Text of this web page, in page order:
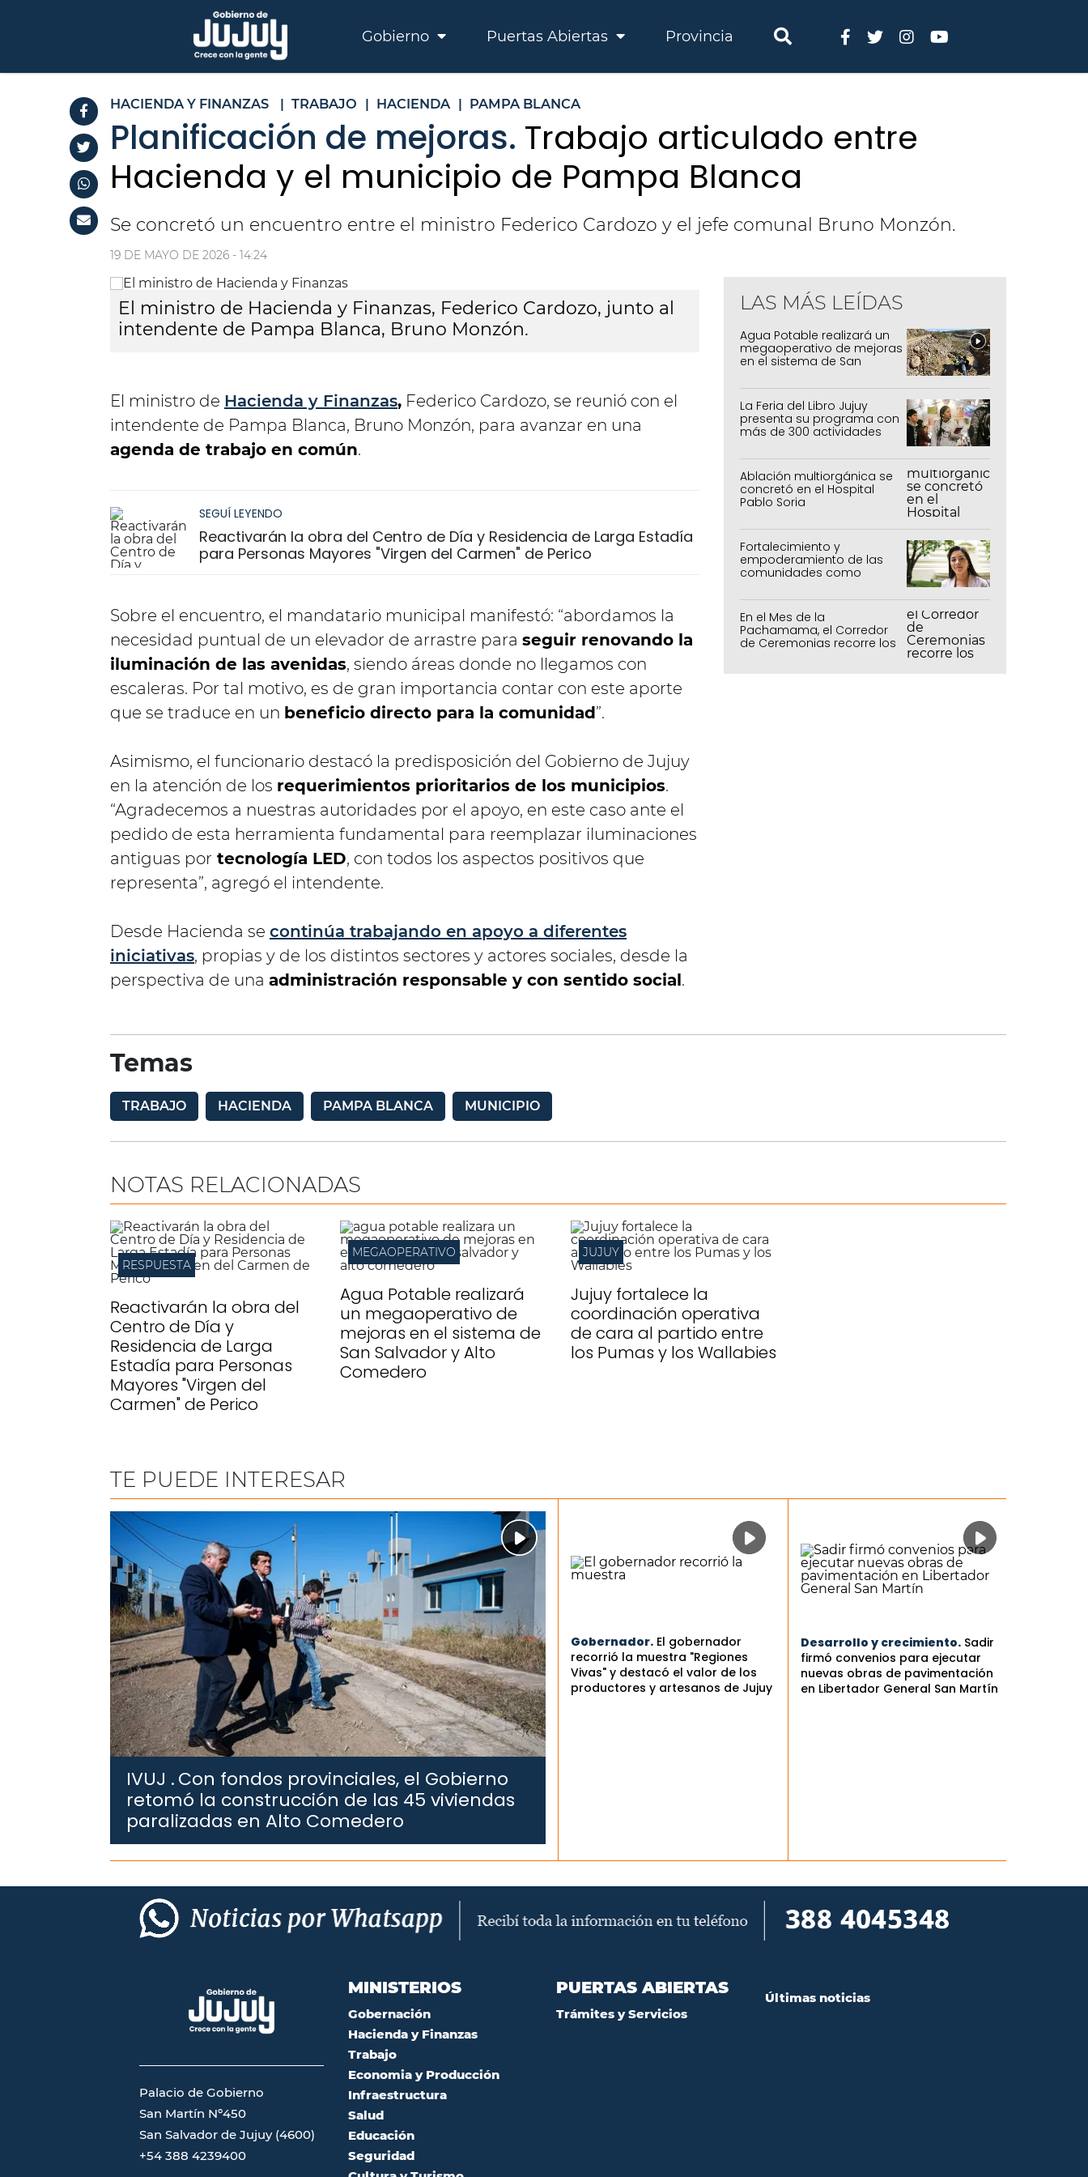
Gobierno Puertas Abiertas Provincia
HACIENDA Y FINANZAS | TRABAJO | HACIENDA | PAMPA BLANCA
Planificación de mejoras. Trabajo articulado entre
Hacienda y el municipio de Pampa Blanca
Se concretó un encuentro entre el ministro Federico Cardozo y el jefe comunal Bruno Monzón.
19 DE MAYO DE 2026 - 14:24
El ministro de Hacienda y Finanzas, Federico Cardozo, junto al
intendente de Pampa Blanca, Bruno Monzón.
El ministro de Hacienda y Finanzas, Federico Cardozo, se reunió con el
intendente de Pampa Blanca, Bruno Monzón, para avanzar en una
agenda de trabajo en común.
SEGUÍ LEYENDO
Reactivarán la obra del Centro de Día y Residencia de Larga Estadía
para Personas Mayores "Virgen del Carmen" de Perico
Sobre el encuentro, el mandatario municipal manifestó: “abordamos la
necesidad puntual de un elevador de arrastre para seguir renovando la
iluminación de las avenidas, siendo áreas donde no llegamos con
escaleras. Por tal motivo, es de gran importancia contar con este aporte
que se traduce en un beneficio directo para la comunidad”.
Asimismo, el funcionario destacó la predisposición del Gobierno de Jujuy
en la atención de los requerimientos prioritarios de los municipios.
“Agradecemos a nuestras autoridades por el apoyo, en este caso ante el
pedido de esta herramienta fundamental para reemplazar iluminaciones
antiguas por tecnología LED, con todos los aspectos positivos que
representa”, agregó el intendente.
Desde Hacienda se continúa trabajando en apoyo a diferentes
iniciativas, propias y de los distintos sectores y actores sociales, desde la
perspectiva de una administración responsable y con sentido social.
LAS MÁS LEÍDAS
Agua Potable realizará un
megaoperativo de mejoras
en el sistema de San
La Feria del Libro Jujuy
presenta su programa con
más de 300 actividades
Ablación multiorgánica se
concretó en el Hospital
Pablo Soria
Fortalecimiento y
empoderamiento de las
comunidades como
En el Mes de la
Pachamama, el Corredor
de Ceremonias recorre los
Temas
TRABAJO HACIENDA PAMPA BLANCA MUNICIPIO
NOTAS RELACIONADAS
RESPUESTA
Reactivarán la obra del
Centro de Día y
Residencia de Larga
Estadía para Personas
Mayores "Virgen del
Carmen" de Perico
MEGAOPERATIVO
Agua Potable realizará
un megaoperativo de
mejoras en el sistema de
San Salvador y Alto
Comedero
JUJUY
Jujuy fortalece la
coordinación operativa
de cara al partido entre
los Pumas y los Wallabies
TE PUEDE INTERESAR
IVUJ .Con fondos provinciales, el Gobierno
retomó la construcción de las 45 viviendas
paralizadas en Alto Comedero
Gobernador. El gobernador
recorrió la muestra "Regiones
Vivas" y destacó el valor de los
productores y artesanos de Jujuy
Desarrollo y crecimiento. Sadir
firmó convenios para ejecutar
nuevas obras de pavimentación
en Libertador General San Martín
Palacio de Gobierno
San Martín Nº450
San Salvador de Jujuy (4600)
+54 388 4239400
MINISTERIOS
Gobernación
Hacienda y Finanzas
Trabajo
Economia y Producción
Infraestructura
Salud
Educación
Seguridad
PUERTAS ABIERTAS
Trámites y Servicios
Últimas noticias